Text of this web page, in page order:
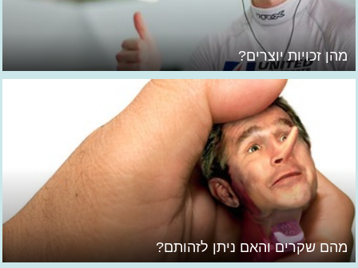
מהן זכויות יוצרים?
מהם שקרים והאם ניתן לזהותם?